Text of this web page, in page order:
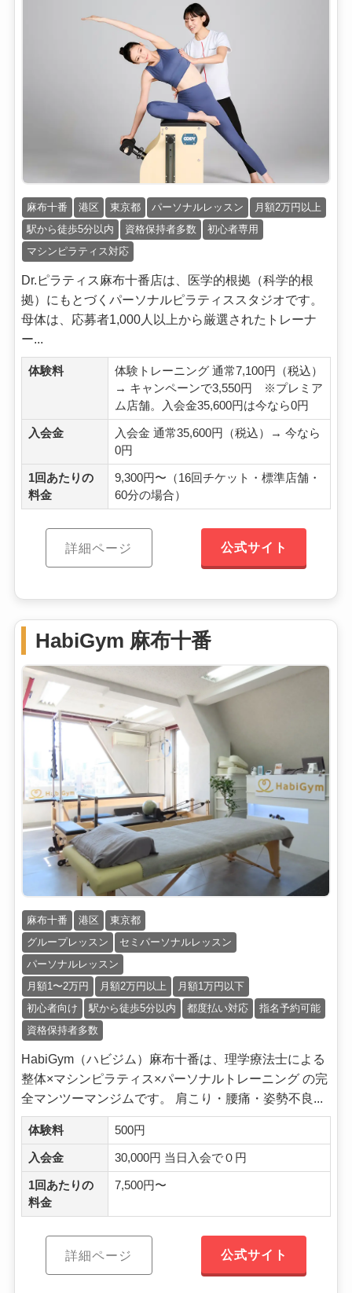
麻布十番 港区 東京都 パーソナルレッスン
月額2万円以上
駅から徒歩5分以内
資格保持者多数
初心者専用
マシンピラティス対応
Dr.ピラティス麻布十番店は、医学的根拠（科学的根
拠）にもとづくパーソナルピラティススタジオです。
母体は、応募者1,000人以上から厳選されたトレーナ
ー...
体験料
体験トレーニング 通常7,100円（税込）
→ キャンペーンで3,550円 ※プレミア
ム店舗。入会金35,600円は今なら0円
入会金
入会金 通常35,600円（税込）→ 今なら
0円
1回あたりの
料金
9,300円〜（16回チケット・標準店舗・
60分の場合）
詳細ページ 公式サイト
HabiGym 麻布十番
麻布十番 港区
東京都
グループレッスン
セミパーソナルレッスン
パーソナルレッスン
月額1〜2万円
月額2万円以上
月額1万円以下
初心者向け
駅から徒歩5分以内 都度払い対応
指名予約可能
資格保持者多数
HabiGym（ハビジム）麻布十番は、理学療法士による
整体×マシンピラティス×パーソナルトレーニング の完
全マンツーマンジムです。 肩こり・腰痛・姿勢不良...
体験料 500円
入会金 30,000円 当日入会で０円
1回あたりの
料金
7,500円〜
詳細ページ 公式サイト